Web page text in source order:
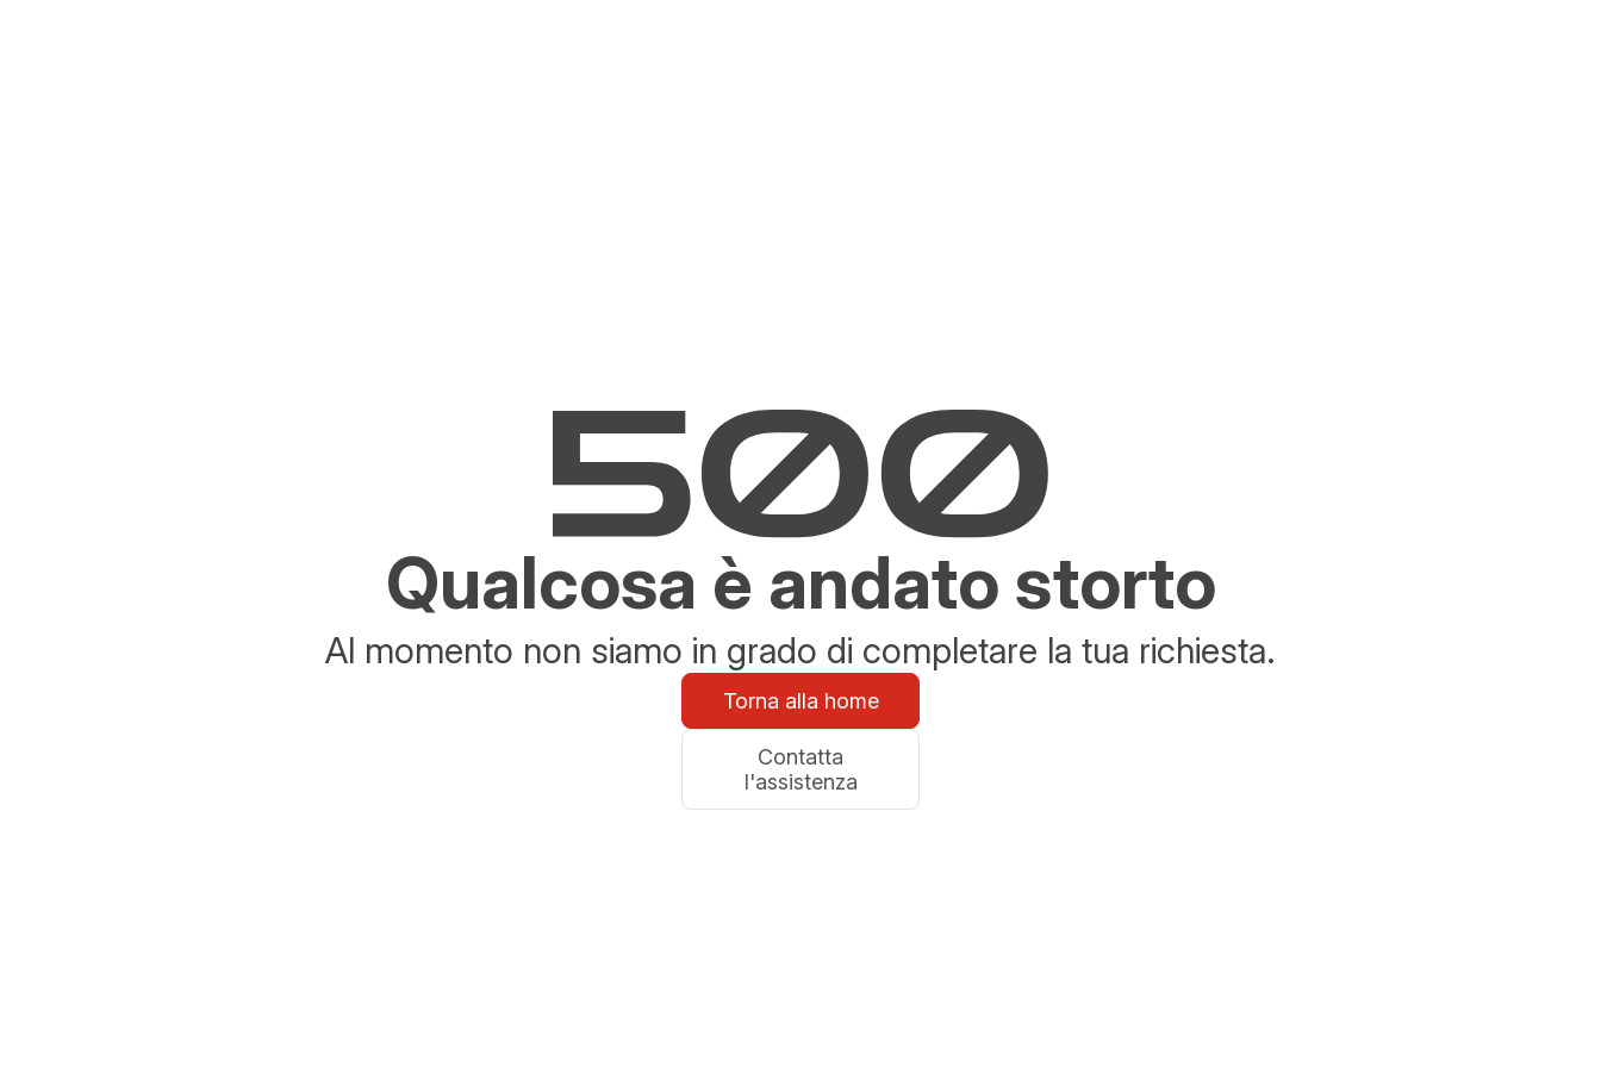
Qualcosa è andato storto
Al momento non siamo in grado di completare la tua richiesta.
Torna alla home
Contatta
l'assistenza